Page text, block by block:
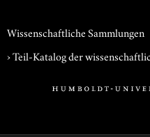
Wissenschaftliche Sammlungen
› Teil-Katalog der